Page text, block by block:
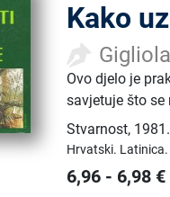
Kako
Ovo djelo je
savjetuje što
Stvarnost, 1981.
Hrvatski.
6,96 - 6,98 €